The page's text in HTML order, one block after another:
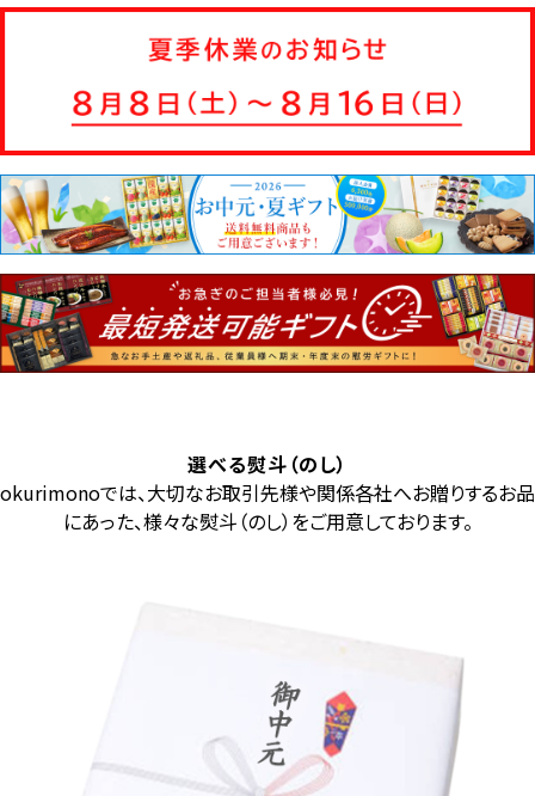
選べる熨斗（のし）
okurimonoでは、大切なお取引先様や関係各社へお贈りするお品
にあった、様々な熨斗（のし）をご用意しております。